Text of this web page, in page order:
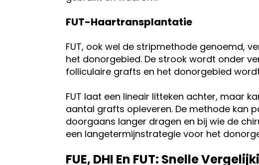
FUT-Haartransplantatie
FUT, ook wel de stripmethode genoemd,
het donorgebied. De strook wordt onder
folliculaire grafts en het donorgebied
FUT laat een lineair litteken achter, maar
aantal grafts opleveren. De methode kan
doorgaans langer dragen en bij wie de
een langetermijnstrategie voor het
FUE, DHI En FUT: Snelle